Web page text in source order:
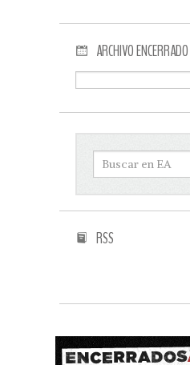
ARCHIVO ENCERRADO
RSS